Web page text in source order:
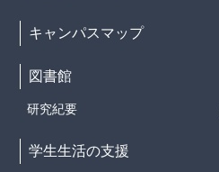
キャンパスマップ
図書館
研究紀要
学生生活の支援